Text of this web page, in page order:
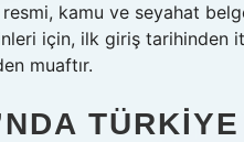
kamu ve seyahat
için, ilk giriş tarihinden
muaftır.